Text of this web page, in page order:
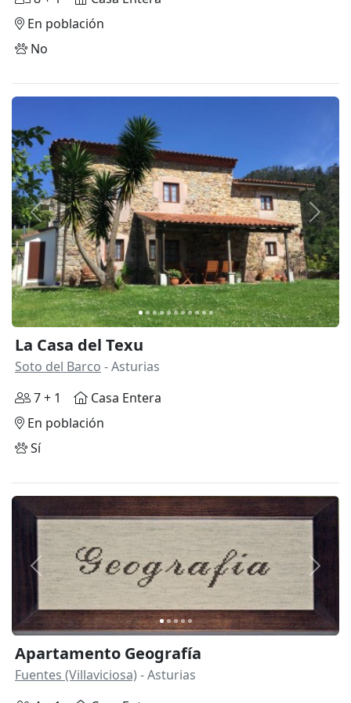
En población
No
Anterior
La Casa del Texu
Soto del Barco - Asturias
7 + 1
Casa Entera
En población
Sí
Anterior
Apartamento Geografía
Fuentes (Villaviciosa) - Asturias